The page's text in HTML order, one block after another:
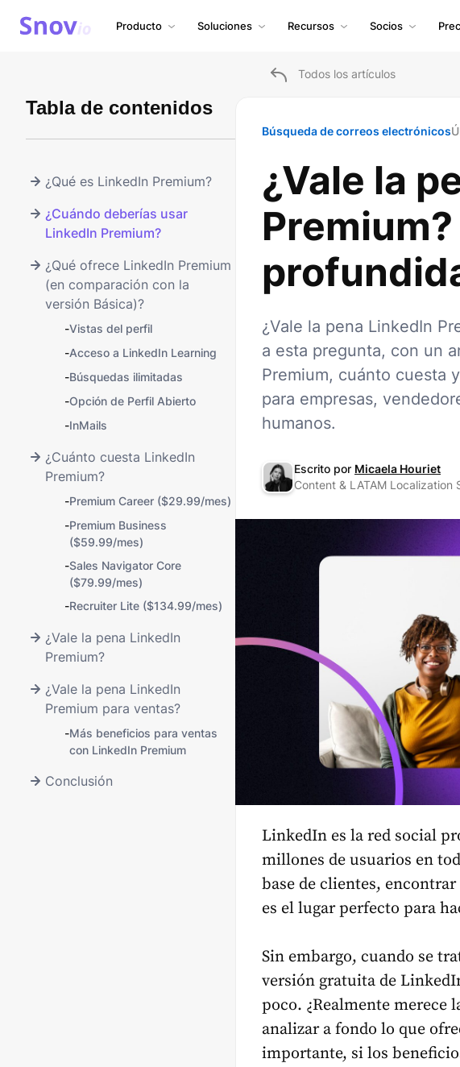
Producto Soluciones Recursos Socios
Todos los artículos
Tabla de contenidos
¿Qué es LinkedIn Premium?
¿Cuándo deberías usar
LinkedIn Premium?
¿Qué ofrece LinkedIn Premium
(en comparación con la
versión Básica)?
-Vistas del perfil
-Acceso a LinkedIn Learning
-Búsquedas ilimitadas
-Opción de Perfil Abierto
-InMails
¿Cuánto cuesta LinkedIn
Premium?
-Premium Career ($29.99/mes)
-Premium Business
($59.99/mes)
-Sales Navigator Core
($79.99/mes)
-Recruiter Lite ($134.99/mes)
¿Vale la pena LinkedIn
Premium?
¿Vale la pena LinkedIn
Premium para ventas?
-Más beneficios para ventas
con LinkedIn Premium
Conclusión
Búsqueda de correos electrónicos
¿Vale la
¿Vale la pena LinkedIn
a esta pregunta, con un
Premium, cuánto cuesta
para empresas,
humanos.
Escrito por Micaela Houriet
Content & LATAM Localization
LinkedIn es la red social
millones de usuarios en
base de clientes,
es el lugar perfecto para
Sin embargo, cuando se
versión gratuita de
poco. ¿Realmente merece
analizar a fondo lo que
importante, si los